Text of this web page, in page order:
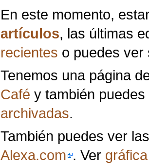
En este momento,
artículos, las últimas
recientes o puedes
Tenemos una página
Café y también
archivadas.
También puedes ver
Alexa.com . Ver gráfica